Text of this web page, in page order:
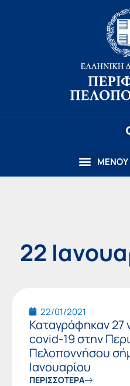
22
22/01/2021
Καταγράφηκαν 27
covid-19 στην
Πελοποννήσου
Ιανουαρίου
ΠΕΡΙΣΣΟΤΕΡΑ